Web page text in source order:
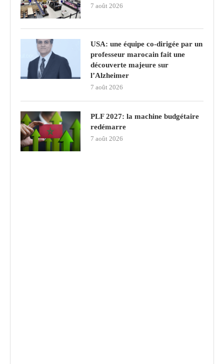
7 août 2026
USA: une équipe co-dirigée par un
professeur marocain fait une
découverte majeure sur
l’Alzheimer
7 août 2026
PLF 2027: la machine budgétaire
redémarre
7 août 2026